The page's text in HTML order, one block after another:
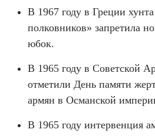
В 1967 году в Греции
полковников» запретила
юбок.
В 1965 году в Советской
отметили День памяти
армян в Османской
В 1965 году интервенция